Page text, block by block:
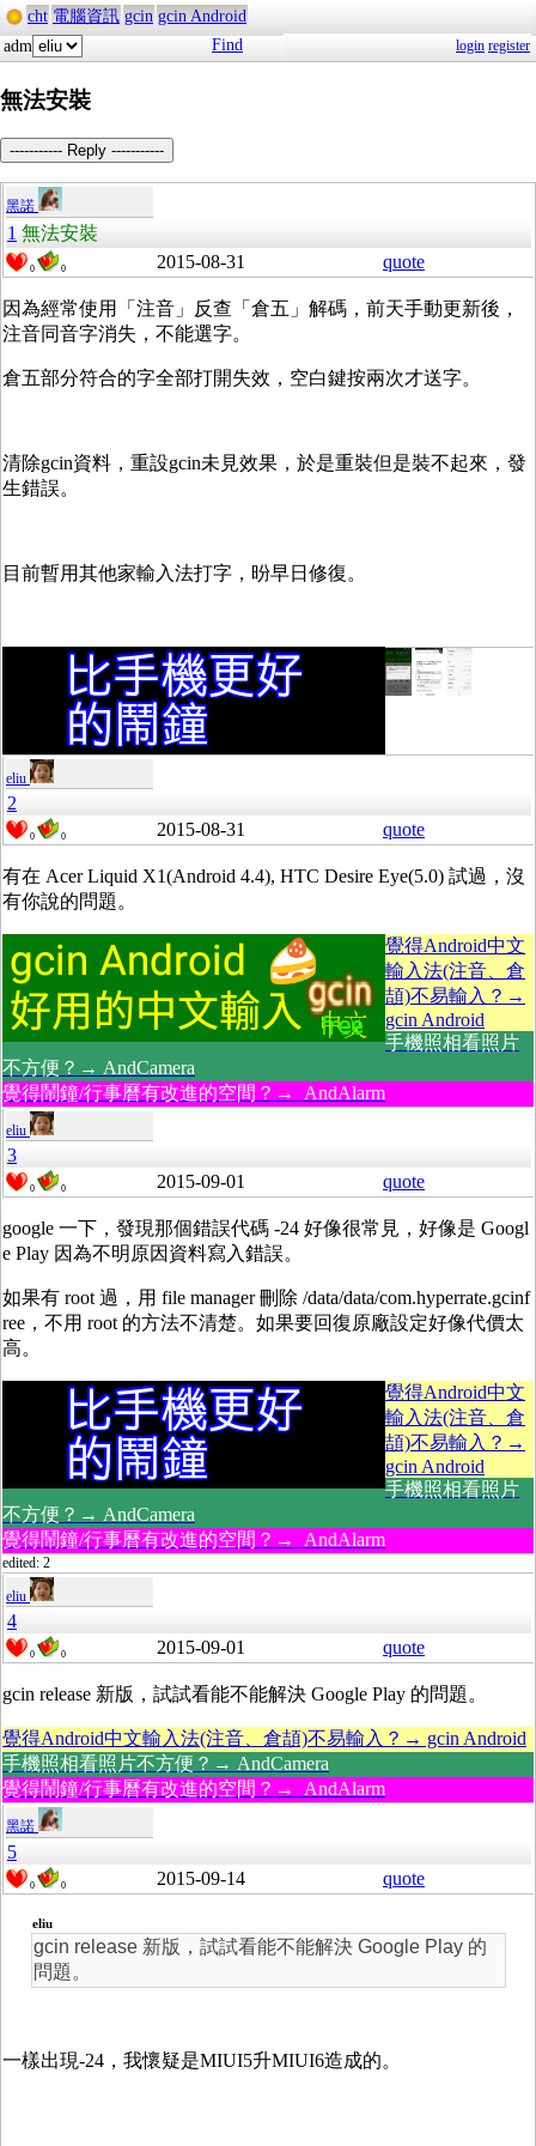
cht 電腦資訊 gcin gcin Android
adm
Find login register
無法安裝
----------- Reply -----------
黑諾
1 無法安裝
0 0 2015-08-31 quote
因為經常使用「注音」反查「倉五」解碼，前天手動更新後，
注音同音字消失，不能選字。
倉五部分符合的字全部打開失效，空白鍵按兩次才送字。
清除gcin資料，重設gcin未見效果，於是重裝但是裝不起來，發
生錯誤。
目前暫用其他家輸入法打字，昐早日修復。
eliu
2
0 0 2015-08-31 quote
有在 Acer Liquid X1(Android 4.4), HTC Desire Eye(5.0) 試過，沒
有你說的問題。
覺得Android中文
輸入法(注音、倉
頡)不易輸入？→
gcin Android
手機照相看照片
不方便？→ AndCamera
覺得鬧鐘/行事曆有改進的空間？→ AndAlarm
eliu
3
0 0 2015-09-01 quote
google 一下，發現那個錯誤代碼 -24 好像很常見，好像是 Googl
e Play 因為不明原因資料寫入錯誤。
如果有 root 過，用 file manager 刪除 /data/data/com.hyperrate.gcinf
ree，不用 root 的方法不清楚。如果要回復原廠設定好像代價太
高。
覺得Android中文
輸入法(注音、倉
頡)不易輸入？→
gcin Android
手機照相看照片
不方便？→ AndCamera
覺得鬧鐘/行事曆有改進的空間？→ AndAlarm
edited: 2
eliu
4
0 0 2015-09-01 quote
gcin release 新版，試試看能不能解決 Google Play 的問題。
覺得Android中文輸入法(注音、倉頡)不易輸入？→ gcin Android
手機照相看照片不方便？→ AndCamera
覺得鬧鐘/行事曆有改進的空間？→ AndAlarm
黑諾
5
0 0 2015-09-14 quote
eliu
gcin release 新版，試試看能不能解決 Google Play 的
問題。
一樣出現-24，我懷疑是MIUI5升MIUI6造成的。